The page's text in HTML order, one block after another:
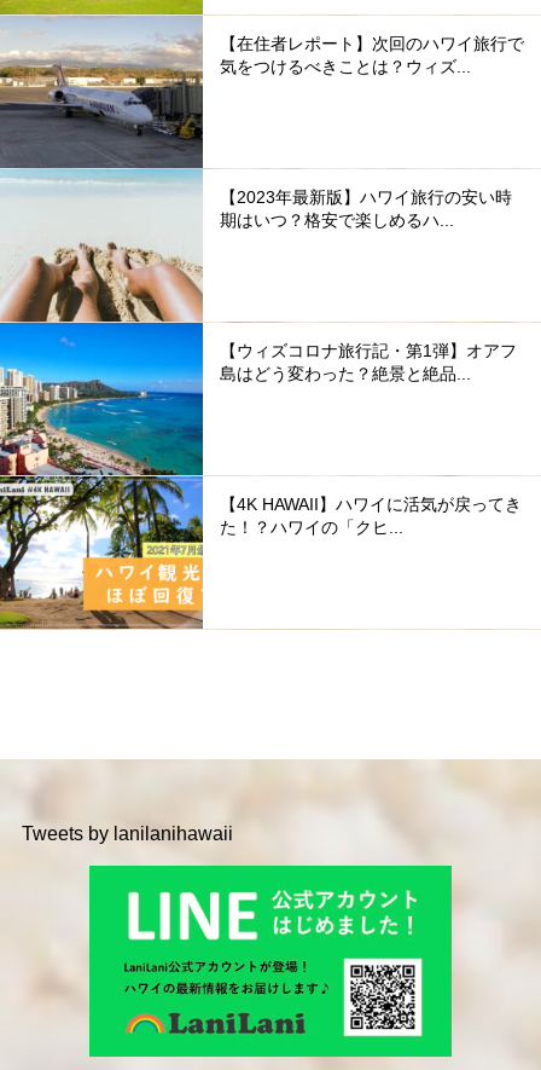
【在住者レポート】次回のハワイ旅行で
気をつけるべきことは？ウィズ...
【2023年最新版】ハワイ旅行の安い時
期はいつ？格安で楽しめるハ...
【ウィズコロナ旅行記・第1弾】オアフ
島はどう変わった？絶景と絶品...
【4K HAWAII】ハワイに活気が戻ってき
た！？ハワイの「クヒ...
Tweets by lanilanihawaii